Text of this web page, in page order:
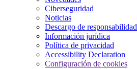
Ciberseguridad
Noticias
Descargo de responsabilidad
Información jurídica
Política de privacidad
Accessibility Declaration
Configuración de cookies